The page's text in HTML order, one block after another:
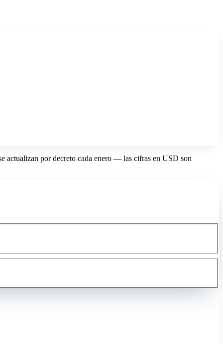
actualizan por decreto cada enero — las cifras en USD son